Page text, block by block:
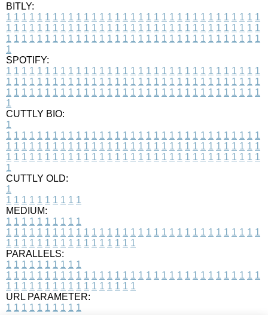
BITLY:
1 1 1 1 1 1 1 1 1 1 1 1 1 1 1 1 1 1 1 1 1 1 1 1 1 1 1 1 1 1 1 1 1
1 1 1 1 1 1 1 1 1 1 1 1 1 1 1 1 1 1 1 1 1 1 1 1 1 1 1 1 1 1 1 1 1
1 1 1 1 1 1 1 1 1 1 1 1 1 1 1 1 1 1 1 1 1 1 1 1 1 1 1 1 1 1 1 1 1
1
SPOTIFY:
1 1 1 1 1 1 1 1 1 1 1 1 1 1 1 1 1 1 1 1 1 1 1 1 1 1 1 1 1 1 1 1 1
1 1 1 1 1 1 1 1 1 1 1 1 1 1 1 1 1 1 1 1 1 1 1 1 1 1 1 1 1 1 1 1 1
1 1 1 1 1 1 1 1 1 1 1 1 1 1 1 1 1 1 1 1 1 1 1 1 1 1 1 1 1 1 1 1 1
1
CUTTLY BIO:
1
1 1 1 1 1 1 1 1 1 1 1 1 1 1 1 1 1 1 1 1 1 1 1 1 1 1 1 1 1 1 1 1 1
1 1 1 1 1 1 1 1 1 1 1 1 1 1 1 1 1 1 1 1 1 1 1 1 1 1 1 1 1 1 1 1 1
1 1 1 1 1 1 1 1 1 1 1 1 1 1 1 1 1 1 1 1 1 1 1 1 1 1 1 1 1 1 1 1 1
1
CUTTLY OLD:
1
1 1 1 1 1 1 1 1 1 1
MEDIUM:
1 1 1 1 1 1 1 1 1 1
1 1 1 1 1 1 1 1 1 1 1 1 1 1 1 1 1 1 1 1 1 1 1 1 1 1 1 1 1 1 1 1 1
1 1 1 1 1 1 1 1 1 1 1 1 1 1 1 1 1
PARALLELS:
1 1 1 1 1 1 1 1 1 1
1 1 1 1 1 1 1 1 1 1 1 1 1 1 1 1 1 1 1 1 1 1 1 1 1 1 1 1 1 1 1 1 1
1 1 1 1 1 1 1 1 1 1 1 1 1 1 1 1 1
URL PARAMETER:
1 1 1 1 1 1 1 1 1 1